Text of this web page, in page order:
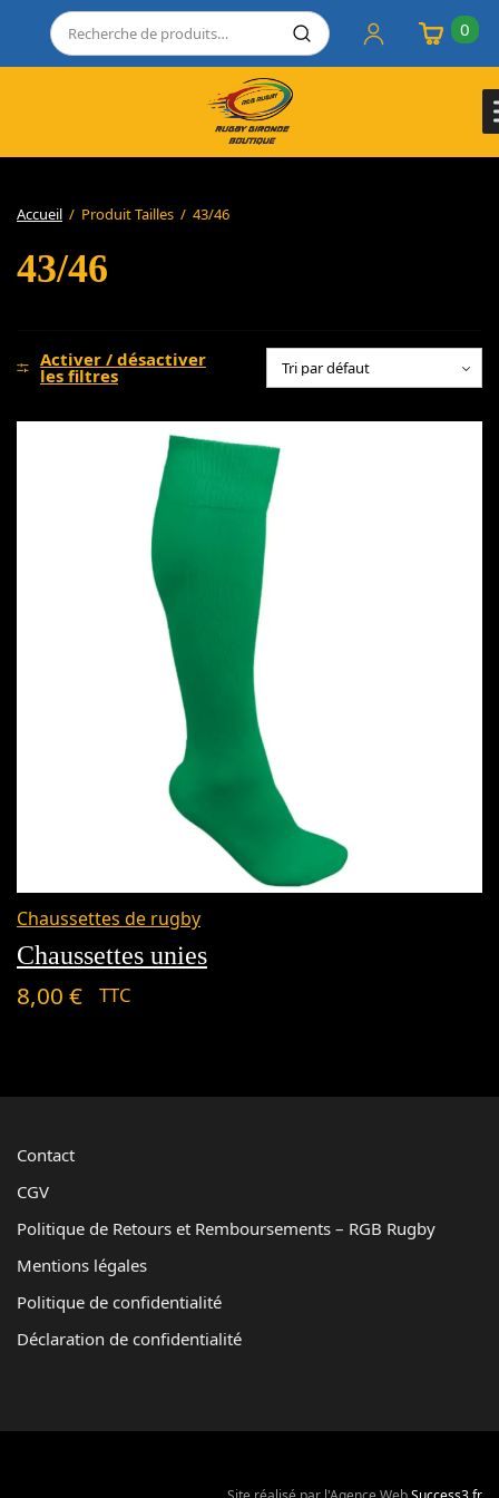
0
Accueil / Produit Tailles / 43/46
43/46
Activer / désactiver
les filtres
Chaussettes de rugby
Chaussettes unies
8,00 € TTC
Contact
CGV
Politique de Retours et Remboursements – RGB Rugby
Mentions légales
Politique de confidentialité
Déclaration de confidentialité